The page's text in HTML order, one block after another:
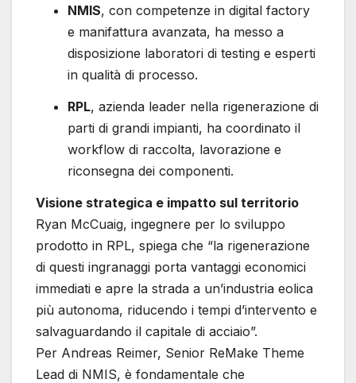
NMIS, con competenze in digital factory
e manifattura avanzata, ha messo a
disposizione laboratori di testing e esperti
in qualità di processo.
RPL, azienda leader nella rigenerazione di
parti di grandi impianti, ha coordinato il
workflow di raccolta, lavorazione e
riconsegna dei componenti.
Visione strategica e impatto sul territorio
Ryan McCuaig, ingegnere per lo sviluppo
prodotto in RPL, spiega che “la rigenerazione
di questi ingranaggi porta vantaggi economici
immediati e apre la strada a un’industria eolica
più autonoma, riducendo i tempi d’intervento e
salvaguardando il capitale di acciaio”.
Per Andreas Reimer, Senior ReMake Theme
Lead di NMIS, è fondamentale che